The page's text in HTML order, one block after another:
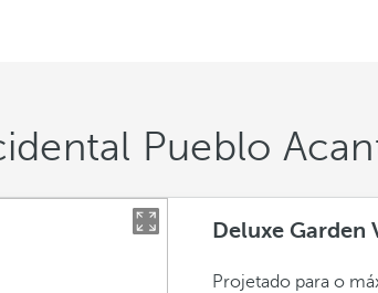
Pueblo
Deluxe Garden
Projetado para o